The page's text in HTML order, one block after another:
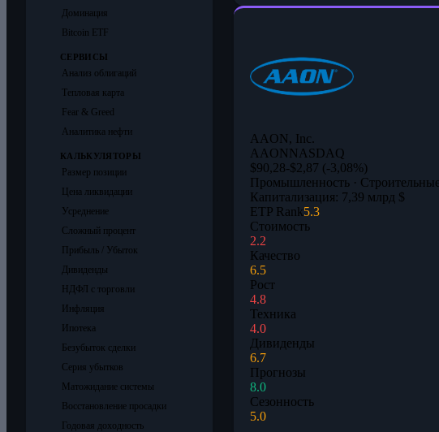
Доминация
Bitcoin ETF
СЕРВИСЫ
Анализ облигаций
Тепловая карта
Fear & Greed
Аналитика нефти
КАЛЬКУЛЯТОРЫ
Размер позиции
Цена ликвидации
Усреднение
Сложный процент
Прибыль / Убыток
Дивиденды
НДФЛ с торговли
Инфляция
Ипотека
Безубыток сделки
Серия убытков
Матожидание системы
Восстановление просадки
Годовая доходность
AAON, Inc.
AAONNASDAQ
$90,28-$2,87 (-3,08%)
Промышленность ·
Капитализация: 7,39 млрд $
ETP Rank5.3
Стоимость
2.2
Качество
6.5
Рост
4.8
Техника
4.0
Дивиденды
6.7
Прогнозы
8.0
Сезонность
5.0